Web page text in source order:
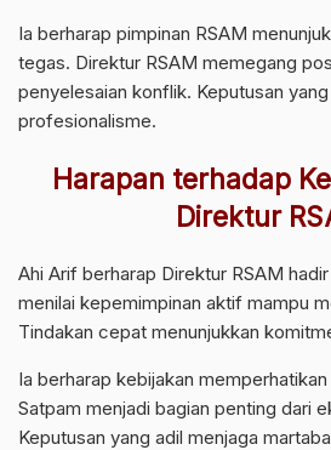
Ia berharap pimpinan RSAM
tegas. Direktur RSAM memegang
penyelesaian konflik. Keputusan
profesionalisme.
Harapan terhadap
Direktur
Ahi Arif berharap Direktur RSAM
menilai kepemimpinan aktif mampu
Tindakan cepat menunjukkan
Ia berharap kebijakan
Satpam menjadi bagian penting dari
Keputusan yang adil menjaga